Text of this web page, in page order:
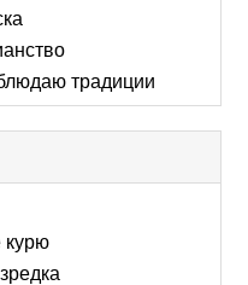
традиции
курю